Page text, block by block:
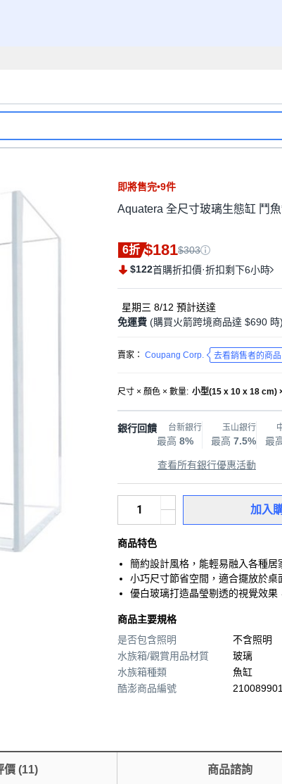
即將售完•9件
Aquatera 全尺寸玻璃生態缸 鬥
6折 $181$303
$122首購折扣價·折扣剩下6小時
星期三 8/12 預計送達
免運費 (購買火箭跨境商品達 $690 時
賣家： Coupang Corp. 去看銷售者的商品
尺寸 × 顏色 × 數量: 小型(15 x 10 x 18 cm)
銀行回饋 台新銀行
最高 8%
玉山銀行
最高 7.5% 最
查看所有銀行優惠活動
加入
商品特色
簡約設計風格，能輕易融入各種
小巧尺寸節省空間，適合擺放於
優白玻璃打造晶瑩剔透的視覺效
商品主要規格
是否包含照明
不含照明
水族箱/觀賞用品材質
玻璃
水族箱種類
魚缸
酷澎商品編號
價 (11) 商品諮詢